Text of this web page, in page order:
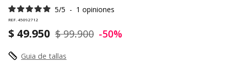
5/5 - 1 opiniones
REF. 45092712
$ 49.950 $ 99.900 -50%
Guia de tallas